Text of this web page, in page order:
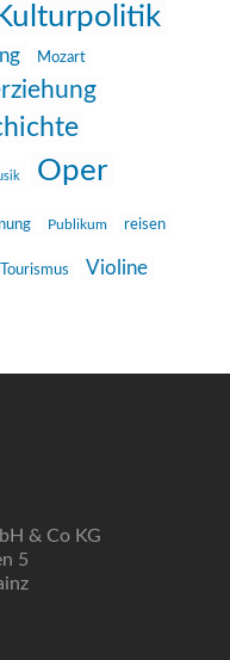
Mozart
Oper
Publikum reisen
Tourismus Violine
& Co KG
5